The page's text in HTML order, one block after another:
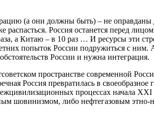
(а они должны быть) – не оправданы
Россия останется перед
а Китаю – в 10 раз … И ресурсы эти
попыток России подружиться с ним.
России и нужна интеграция.
пространстве современной
Россия превратилась в своеобразное
процессах начала
шовинизмом, либо нефтегазовым этно-